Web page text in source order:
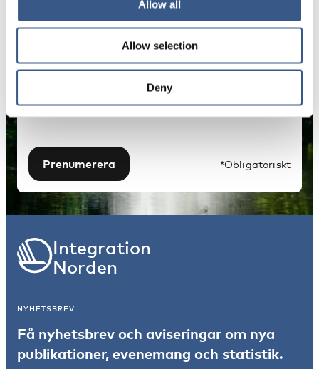
Allow all
Allow selection
Deny
Dina uppgifter kommer inte att delas med tredje
Prenumerera *Obligatoriskt
Integration
Norden
NYHETSBREV
Få nyhetsbrev och aviseringar om nya
publikationer, evenemang och statistik.